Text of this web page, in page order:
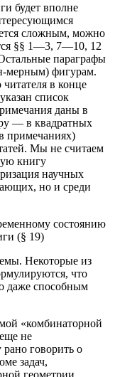
будет вполне
сложным, можно
§§ 1—3, 7—10, 12
параграфы
мерным) фигурам.
в конце
список
даны в
— в квадратных
примечаниях)
Мы не считаем
книгу
научных
но и среди
состоянию
(§ 19)
Некоторые из
что
даже способным
«комбинаторной
не
говорить о
задач,
геометрии,